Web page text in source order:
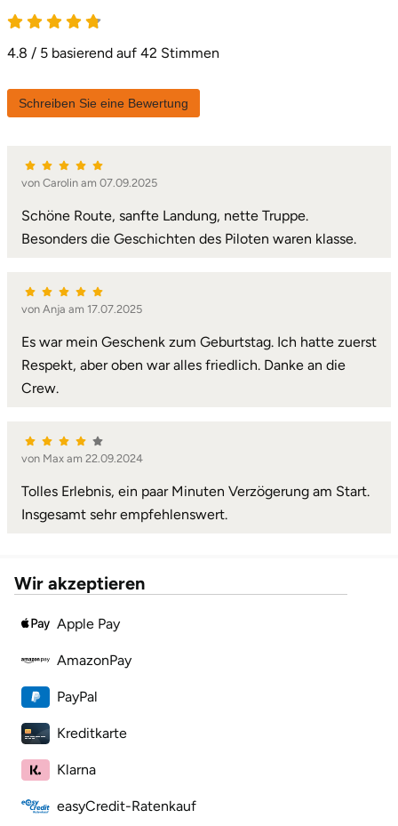
4.8 von 5
4.8 / 5 basierend auf 42 Stimmen
Schreiben Sie eine Bewertung
von Carolin am 07.09.2025
Schöne Route, sanfte Landung, nette Truppe.
Besonders die Geschichten des Piloten waren klasse.
von Anja am 17.07.2025
Es war mein Geschenk zum Geburtstag. Ich hatte zuerst
Respekt, aber oben war alles friedlich. Danke an die
Crew.
von Max am 22.09.2024
Tolles Erlebnis, ein paar Minuten Verzögerung am Start.
Insgesamt sehr empfehlenswert.
Wir akzeptieren
Apple Pay
AmazonPay
PayPal
Kreditkarte
Klarna
easyCredit-Ratenkauf
Kamp-Lintfort
Karlsruhe
Kassel
Kiel
Koblenz
Kulmbach
Landkreis Rostock
Landshut
Leipzig
Ludwigslust-Parchim
Löbau
Lübeck